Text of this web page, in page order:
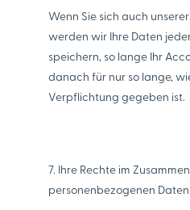
Wenn Sie sich auch
werden wir Ihre Daten
speichern, so lange Ihr
danach für nur so lange,
Verpflichtung gegeben ist.
7. Ihre Rechte im
personenbezogenen Daten